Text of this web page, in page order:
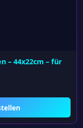
– 44x22cm – für